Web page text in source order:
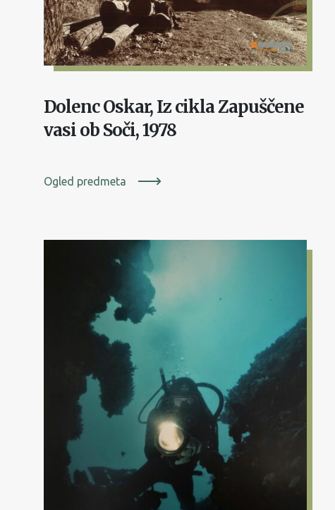
Dolenc Oskar, Iz cikla Zapuščene
vasi ob Soči, 1978
Ogled predmeta